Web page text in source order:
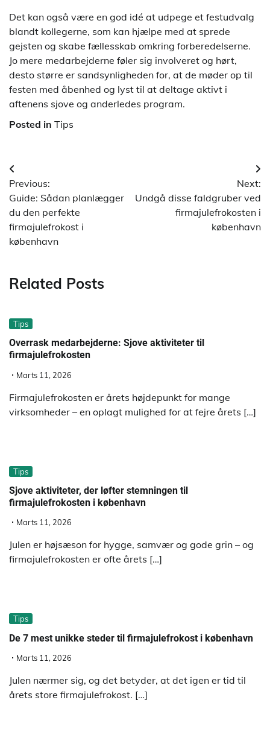
Det kan også være en god idé at udpege et festudvalg
blandt kollegerne, som kan hjælpe med at sprede
gejsten og skabe fællesskab omkring forberedelserne.
Jo mere medarbejderne føler sig involveret og hørt,
desto større er sandsynligheden for, at de møder op til
festen med åbenhed og lyst til at deltage aktivt i
aftenens sjove og anderledes program.
Posted in Tips
Indlægsnavigation
Previous:
Guide: Sådan planlægger
du den perfekte
firmajulefrokost i
københavn
Next:
Undgå disse faldgruber ved
firmajulefrokosten i
københavn
Related Posts
Tips
Overrask medarbejderne: Sjove aktiviteter til
firmajulefrokosten
Marts 11, 2026
Firmajulefrokosten er årets højdepunkt for mange
virksomheder – en oplagt mulighed for at fejre årets […]
Tips
Sjove aktiviteter, der løfter stemningen til
firmajulefrokosten i københavn
Marts 11, 2026
Julen er højsæson for hygge, samvær og gode grin – og
firmajulefrokosten er ofte årets […]
Tips
De 7 mest unikke steder til firmajulefrokost i københavn
Marts 11, 2026
Julen nærmer sig, og det betyder, at det igen er tid til
årets store firmajulefrokost. […]